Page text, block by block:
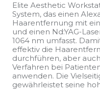
Elite Aesthetic
System, das einen
Haarentfernung mit
und einen Nd:YAG-
1064 nm umfasst.
effektiv die
durchführen, aber
Verfahren bei
anwenden. Die
gewährleistet seine